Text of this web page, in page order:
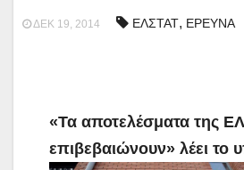
ΔΕΚ 19, 2014 ΕΛΣΤΑΤ, ΕΡΕΥΝΑ
«Τα αποτελέσματα της
επιβεβαιώνουν» λέει το